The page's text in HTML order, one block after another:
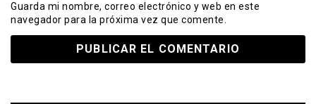
Guarda mi nombre, correo electrónico y web en este
navegador para la próxima vez que comente.